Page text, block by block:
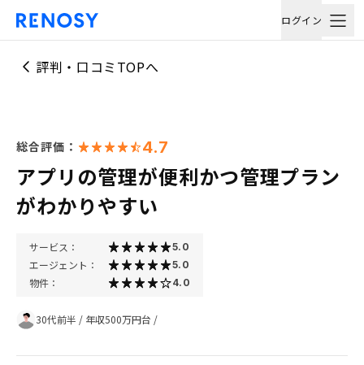
ログイン
評判・口コミTOPへ
総合評価： 4.7
アプリの管理が便利かつ管理プラン
がわかりやすい
サービス： 5.0
エージェント： 5.0
物件： 4.0
30代前半 / 年収500万円台 /